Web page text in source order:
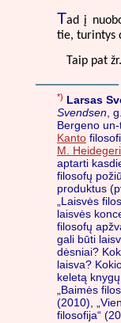
Tad į
tie, turintys
Taip pat
*) Larsas
Svendsen,
Bergeno
Kanto
M.
aptarti
filosofų
produktus
„Laisvės
laisvės
filosofų
gali būti
dėsniai?
laisva?
keletą
„Baimės
(2010),
filosofija“